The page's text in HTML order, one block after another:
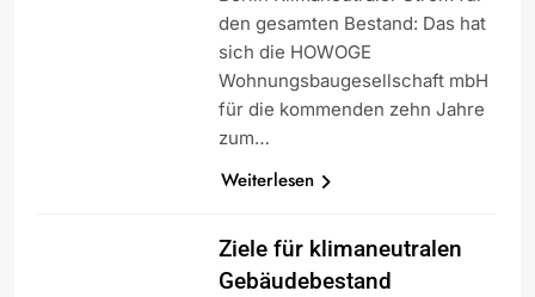
den gesamten Bestand: Das hat
sich die HOWOGE
Wohnungsbaugesellschaft mbH
für die kommenden zehn Jahre
zum…
Weiterlesen
Ziele für klimaneutralen
Gebäudebestand